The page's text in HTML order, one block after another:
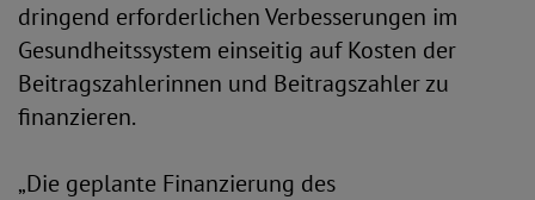
dringend erforderlichen Verbesserungen im
Gesundheitssystem einseitig auf Kosten der
Beitragszahlerinnen und Beitragszahler zu
finanzieren.
„Die geplante Finanzierung des